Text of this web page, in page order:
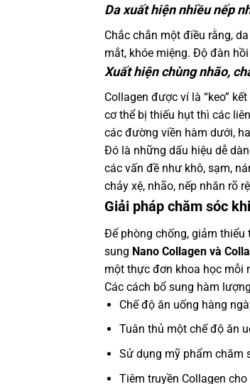
Da xuất hiện nhiều nếp
Chắc chắn một điều rằng,
mắt, khóe miệng. Độ đàn
Xuất hiện chùng nhão,
Collagen được ví là “keo”
cơ thể bị thiếu hụt thì các
các đường viền hàm dưới,
Đó là những dấu hiệu dễ
các vấn đề như khô, sạm,
chảy xệ, nhão, nếp nhăn rõ
Giải pháp chăm sóc
Để phòng chống, giảm thiểu
sung Nano Collagen và
một thực đơn khoa học mỗi
Các cách bổ sung hàm
Chế độ ăn uống hàng
Tuân thủ một chế độ ăn
Sử dụng mỹ phẩm chăm
Tiêm truyền Collagen